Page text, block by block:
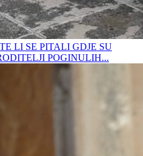
LI SE PITALI GDJE SU
POGINULIH...